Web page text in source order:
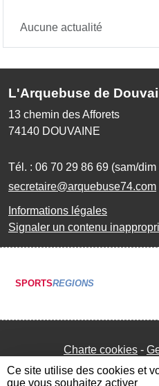
Aucune actualité
L'Arquebuse de
13 chemin des Afforets
74140 DOUVAINE
Tél. : 06 70 29 86 69 (sam/
secretaire@arquebuse74.com
Informations légales
Signaler un contenu
SPORTSREGIONS
Charte cookies
Ce site utilise des cookies et
que vous souhaitez activer